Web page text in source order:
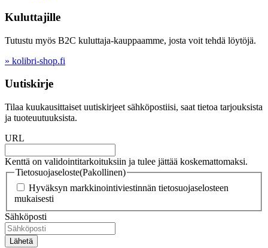
Kuluttajille
Tutustu myös B2C kuluttaja-kauppaamme, josta voit tehdä löytöjä.
» kolibri-shop.fi
Uutiskirje
Tilaa kuukausittaiset uutiskirjeet sähköpostiisi, saat tietoa tarjouksista
ja tuoteuutuuksista.
URL
Kenttä on validointitarkoituksiin ja tulee jättää koskemattomaksi.
Tietosuojaseloste(Pakollinen)
Hyväksyn markkinointiviestinnän tietosuojaselosteen
mukaisesti
Sähköposti